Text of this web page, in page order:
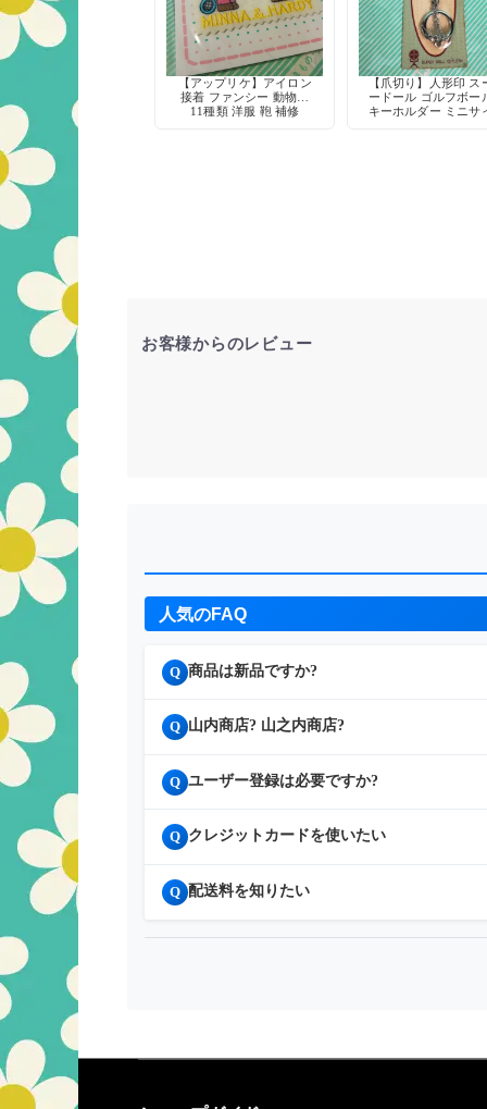
【アップリケ】アイロン
接着 ファンシー 動物柄
11種類 洋服 鞄 補修
【爪切り】人形印 ス
ードール ゴルフボー
キーホルダー ミニサ
お客様からのレビュー
人気のFAQ
Q 商品は新品ですか?
Q 山内商店? 山之内商店?
Q ユーザー登録は必要ですか?
Q クレジットカードを使いたい
Q 配送料を知りたい